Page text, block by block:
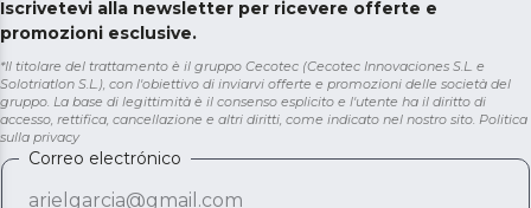
Iscrivetevi alla newsletter per ricevere offerte e
promozioni esclusive.
*Il titolare del trattamento è il gruppo Cecotec (Cecotec Innovaciones S.L. e
Solotriatlon S.L.), con l'obiettivo di inviarvi offerte e promozioni delle società del
gruppo. La base di legittimità è il consenso esplicito e l'utente ha il diritto di
accesso, rettifica, cancellazione e altri diritti, come indicato nel nostro sito. Politica
sulla privacy
Correo electrónico